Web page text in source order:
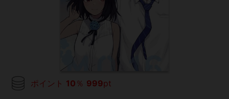
ポイント 10 ％ 999pt